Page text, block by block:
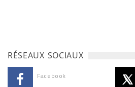
RÉSEAUX SOCIAUX
Facebook